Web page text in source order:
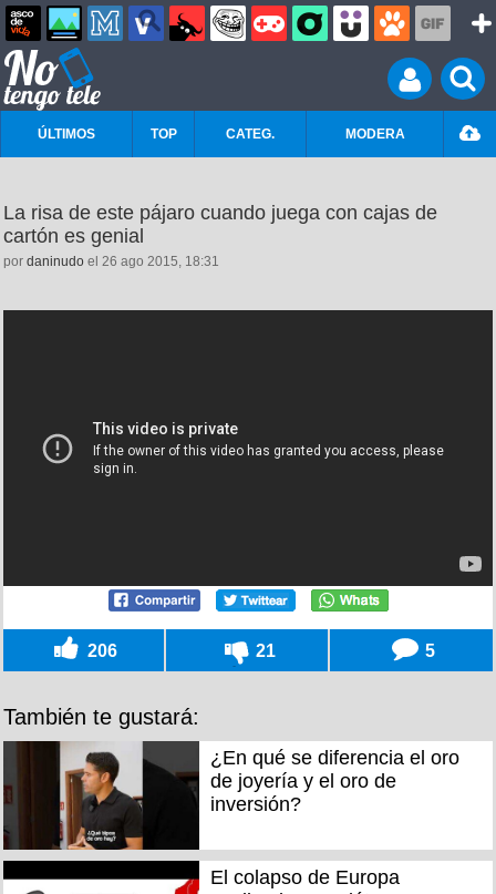
ÚLTIMOS TOP CATEG. MODERA
La risa de este pájaro cuando juega con cajas de
cartón es genial
por daninudo el 26 ago 2015, 18:31
206 21 5
También te gustará:
¿En qué se diferencia el oro
de joyería y el oro de
inversión?
El colapso de Europa